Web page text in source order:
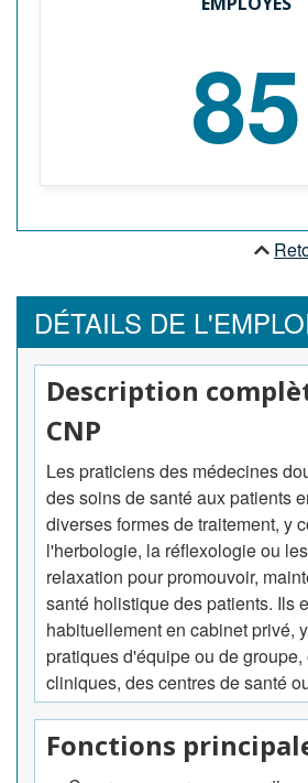
85
DÉTAILS DE
Description
CNP
Les praticiens des médecines
des soins de santé aux patients
diverses formes de traitement, y
l'herbologie, la réflexologie ou
relaxation pour promouvoir,
santé holistique des patients. Ils
habituellement en cabinet privé,
pratiques d'équipe ou de
cliniques, des centres de santé
Fonctions